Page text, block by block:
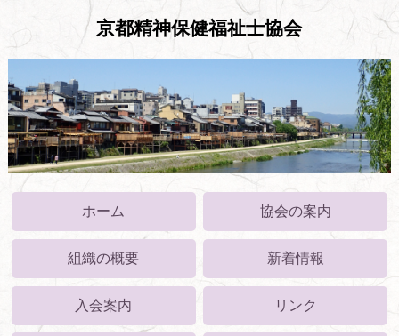
京都精神保健福祉士協会
ホーム 協会の案内
組織の概要 新着情報
入会案内 リンク